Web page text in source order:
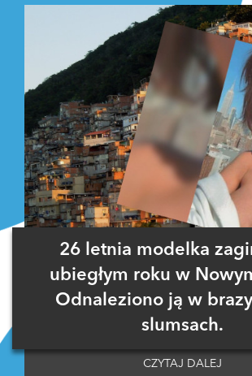
26 letnia modelka
ubiegłym roku w
Odnaleziono ją w
slumsach.
CZYTAJ DALEJ